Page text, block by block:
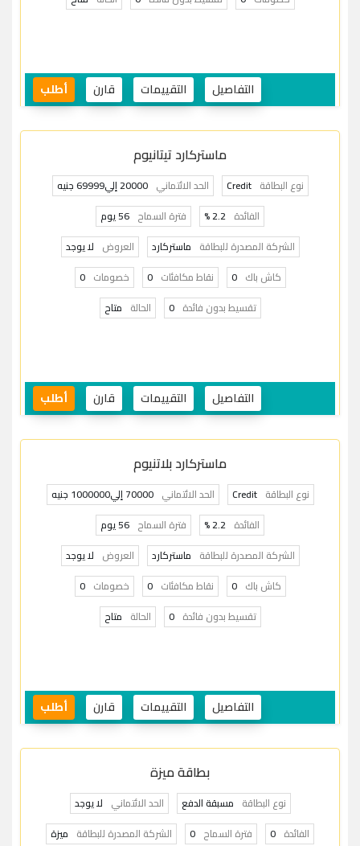
التفاصيل التقييمات قارن أطلب
ماستركارد تيتانيوم
نوع البطاقة Credit الحد الائتماني 20000 إلي69999 جنيه
الفائدة 2.2 % فترة السماح 56 يوم
الشركة المصدرة للبطاقة ماستركارد العروض لا يوجد
كاش باك 0 نقاط مكافئات 0 خصومات 0
تقسيط بدون فائدة 0 الحالة متاح
التفاصيل التقييمات قارن أطلب
ماستركارد بلاتنيوم
نوع البطاقة Credit الحد الائتماني 70000 إلي1000000 جنيه
الفائدة 2.2 % فترة السماح 56 يوم
الشركة المصدرة للبطاقة ماستركارد العروض لا يوجد
كاش باك 0 نقاط مكافئات 0 خصومات 0
تقسيط بدون فائدة 0 الحالة متاح
التفاصيل التقييمات قارن أطلب
بطاقة ميزة
نوع البطاقة مسبقة الدفع الحد الائتماني لا يوجد
الفائدة 0 فترة السماح 0 الشركة المصدرة للبطاقة ميزة